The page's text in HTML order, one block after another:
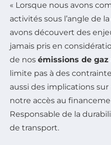
« Lorsque nous avons
activités sous l’angle de
avons découvert des
jamais pris en
de nos émissions de
limite pas à des
aussi des implications
notre accès au
Responsable de la
de transport.